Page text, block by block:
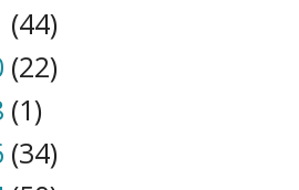
(44)
(22)
(1)
(34)